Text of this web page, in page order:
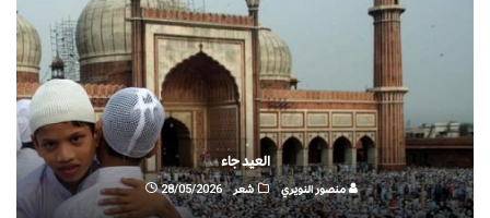
العيد جاء
منصور النويري شعر 28/05/2026